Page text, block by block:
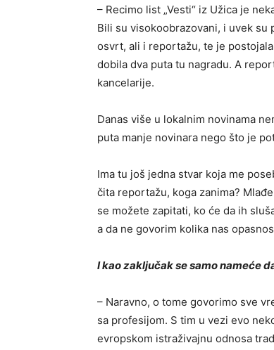
– Recimo list „Vesti“ iz Užica je
Bili su visokoobrazovani, i uvek su
osvrt, ali i reportažu, te je
dobila dva puta tu nagradu. A
kancelarije.
Danas više u lokalnim novinama
puta manje novinara nego što je
Ima tu još jedna stvar koja me
čita reportažu, koga zanima?
se možete zapitati, ko će da ih
a da ne govorim kolika nas
I kao zaključak se samo nameće
– Naravno, o tome govorimo sve
sa profesijom. S tim u vezi evo
evropskom istraživajnu odnosa